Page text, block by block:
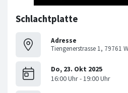
Schlachtplatte
Adresse
Tiengenerstrasse 1, 79761